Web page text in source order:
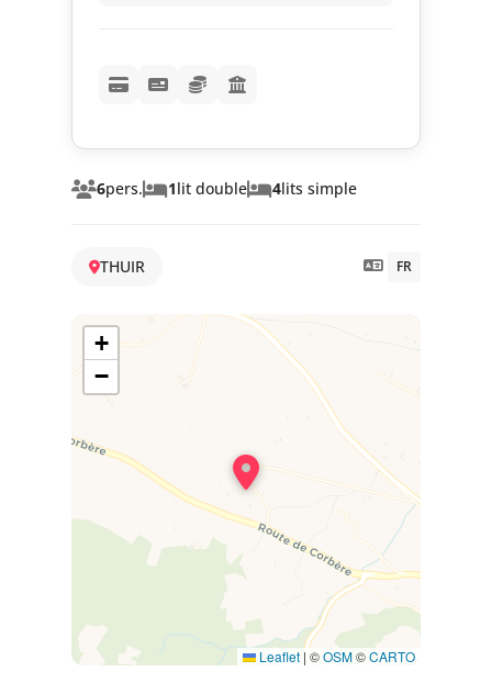
6pers. 1lit double 4lits simple
THUIR FR
+
−
Leaflet | ©OSM©CARTO